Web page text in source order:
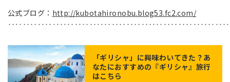
公式ブログ： http://kubotahironobu.blog53.fc2.com/
「ギリシャ」に興味わいてきた？あ
なたにおすすめの『ギリシャ』旅行
はこちら